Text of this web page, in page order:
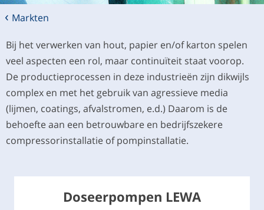
Markten
Bij het verwerken van hout, papier en/of karton spelen
veel aspecten een rol, maar continuïteit staat voorop.
De productieprocessen in deze industrieën zijn dikwijls
complex en met het gebruik van agressieve media
(lijmen, coatings, afvalstromen, e.d.) Daarom is de
behoefte aan een betrouwbare en bedrijfszekere
compressorinstallatie of pompinstallatie.
Doseerpompen LEWA